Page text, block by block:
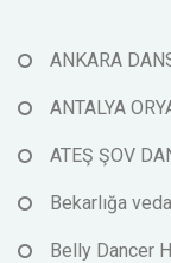
ANKARA
ANTALYA
ATEŞ ŞOV
Bekarlığa
Belly Dancer